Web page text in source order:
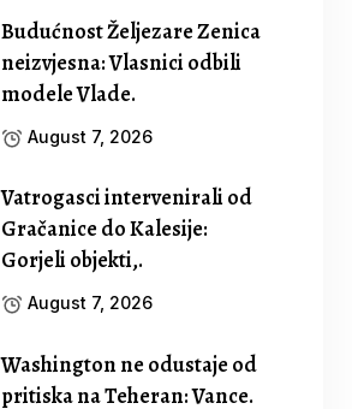
Budućnost Željezare Zenica
neizvjesna: Vlasnici odbili
modele Vlade.
August 7, 2026
Vatrogasci intervenirali od
Gračanice do Kalesije:
Gorjeli objekti,.
August 7, 2026
Washington ne odustaje od
pritiska na Teheran: Vance.